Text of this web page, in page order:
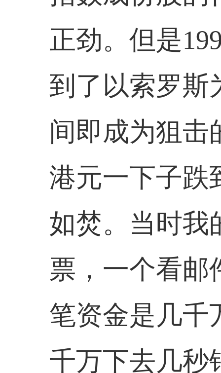
正劲。但是
到了以索罗斯
间即成为狙击
港元一下子跌
如焚。当时我
票，一个看邮
笔资金是几千
千万下去几秒